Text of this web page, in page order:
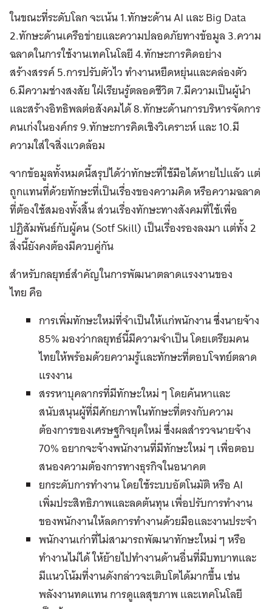
ในขณะที่ระดับโลก จะเน้น 1.ทักษะด้าน AI และ Big Data
2.ทักษะด้านเครือข่ายและความปลอดภัยทางข้อมูล 3.ความ
ฉลาดในการใช้งานเทคโนโลยี 4.ทักษะการคิดอย่าง
สร้างสรรค์ 5.การปรับตัวไว ทำงานหยืดหยุ่นและคล่องตัว
6.มีความช่างสงสัย ใฝ่เรียนรู้ตลอดชีวิต 7.มีความเป็นผู้นำ
และสร้างอิทธิพลต่อสังคมได้ 8.ทักษะด้านการบริหารจัดการ
คนเก่งในองค์กร 9.ทักษะการคิดเชิงวิเคราะห์ และ 10.มี
ความใส่ใจสิ่งแวดล้อม
จากข้อมูลทั้งหมดนี้สรุปได้ว่าทักษะที่ใช้มือได้หายไปแล้ว แต่
ถูกแทนที่ด้วยทักษะที่เป็นเรื่องของความคิด หรือความฉลาด
ที่ต้องใช้สมองทั้งสิ้น ส่วนเรื่องทักษะทางสังคมที่ใช้เพื่อ
ปฏิสัมพันธ์กับผู้คน (Sotf Skill) เป็นเรื่องรองลงมา แต่ทั้ง 2
สิ่งนี้ยังคงต้องมีควบคู่กัน
สำหรับกลยุทธ์สำคัญในการพัฒนาตลาดแรงงานของ
ไทยคือ
การเพิ่มทักษะใหม่ที่จำเป็นให้แก่พนักงาน ซึ่งนายจ้าง
85% มองว่ากลยุทธ์นี้มีความจำเป็น โดยเตรียมคน
ไทยให้พร้อมด้วยความรู้และทักษะที่ตอบโจทย์ตลาด
แรงงาน
สรรหาบุคลากรที่มีทักษะใหม่ ๆ โดยค้นหาและ
สนับสนุนผู้ที่มีศักยภาพในทักษะที่ตรงกับความ
ต้องการของเศรษฐกิจยุคใหม่ ซึ่งผลสำรวจนายจ้าง
70% อยากจะจ้างพนักงานที่มีทักษะใหม่ ๆ เพื่อตอบ
สนองความต้องการทางธุรกิจในอนาคต
ยกระดับการทำงาน โดยใช้ระบบอัตโนมัติ หรือ AI
เพิ่มประสิทธิภาพและลดต้นทุน เพื่อปรับการทำงาน
ของพนักงานให้ลดการทำงานด้วยมือและงานประจำ
พนักงานเก่าที่ไม่สามารถพัฒนาทักษะใหม่ ๆ หรือ
ทำงานไม่ได้ ให้ย้ายไปทำงานด้านอื่นที่มีบทบาทและ
มีแนวโน้มที่งานดังกล่าวจะเติบโตได้มากขึ้น เช่น
พลังงานทดแทน การดูแลสุขภาพ และเทคโนโลยี